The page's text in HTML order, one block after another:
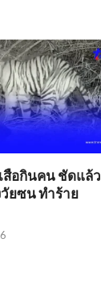
สือกินคน ชัดแล้ว
ยซน ทำร้าย